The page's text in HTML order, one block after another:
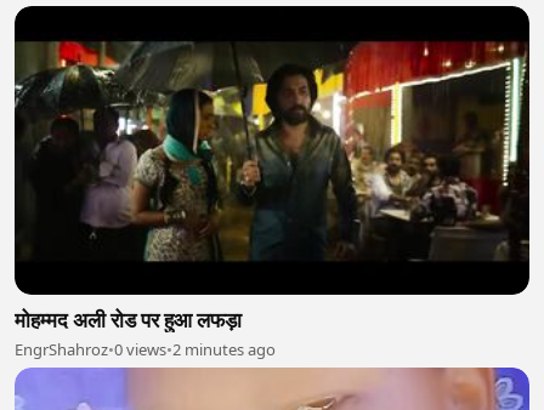
मोहम्मद अली रोड पर हुआ लफड़ा
EngrShahroz•0 views•2 minutes ago